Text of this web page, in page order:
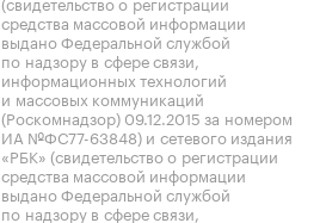
средства массовой информации
выдано Федеральной службой
по надзору в сфере связи,
информационных технологий
и массовых коммуникаций
(Роскомнадзор) 09.12.2015 за номером
ИА №ФС77-63848) и сетевого издания
«РБК» (свидетельство о регистрации
средства массовой информации
выдано Федеральной службой
по надзору в сфере связи,